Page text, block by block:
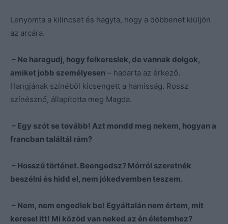
Lenyomta a kilincset és hagyta, hogy a döbbenet kiüljön
az arcára.
– Ne haragudj, hogy felkereslek, de vannak dolgok,
amiket jobb személyesen – hadarta az érkező.
Hangjának színéből kicsengett a hamisság. Rossz
színésznő, állapította meg Magda.
– Egy szót se tovább! Azt mondd meg nekem, hogyan a
francban találtál rám?
– Hosszú történet. Beengedsz? Mórról szeretnék
beszélni és hidd el, nem jókedvemben teszem.
– Nem, nem engedlek be! Egyáltalán nem értem, mit
keresel itt! Mi közöd van neked az én életemhez?